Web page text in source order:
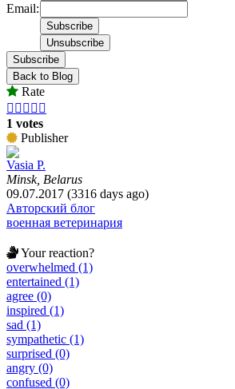
Email:
Subscribe
Back to Blog
Rate
    
1 votes
Publisher
Vasia P.
Minsk, Belarus
09.07.2017 (3316 days ago)
Авторский блог
военная ветеринария
Your reaction?
overwhelmed (1)
entertained (1)
agree (0)
inspired (1)
sad (1)
sympathetic (1)
surprised (0)
angry (0)
confused (0)